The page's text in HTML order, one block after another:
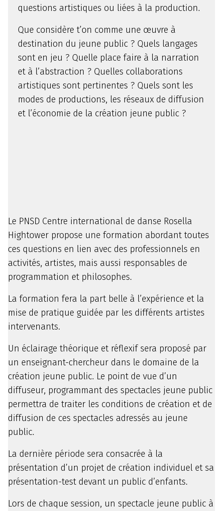
questions artistiques ou liées à la production.
Que considère t’on comme une œuvre à
destination du jeune public ? Quels langages
sont en jeu ? Quelle place faire à la narration
et à l’abstraction ? Quelles collaborations
artistiques sont pertinentes ? Quels sont les
modes de productions, les réseaux de diffusion
et l’économie de la création jeune public ?
Le PNSD Centre international de danse Rosella
Hightower propose une formation abordant toutes
ces questions en lien avec des professionnels en
activités, artistes, mais aussi responsables de
programmation et philosophes.
La formation fera la part belle à l’expérience et la
mise de pratique guidée par les différents artistes
intervenants.
Un éclairage théorique et réflexif sera proposé par
un enseignant-chercheur dans le domaine de la
création jeune public. Le point de vue d’un
diffuseur, programmant des spectacles jeune public
permettra de traiter les conditions de création et de
diffusion de ces spectacles adressés au jeune
public.
La dernière période sera consacrée à la
présentation d’un projet de création individuel et sa
présentation-test devant un public d’enfants.
Lors de chaque session, un spectacle jeune public à